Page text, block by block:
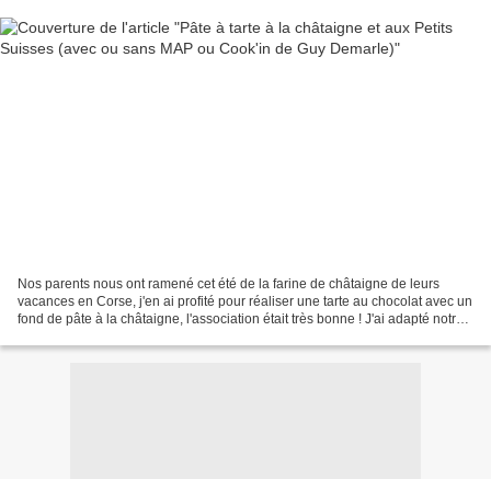
Nos parents nous ont ramené cet été de la farine de châtaigne de leurs
vacances en Corse, j'en ai profité pour réaliser une tarte au chocolat avec un
fond de pâte à la châtaigne, l'association était très bonne ! J'ai adapté notre